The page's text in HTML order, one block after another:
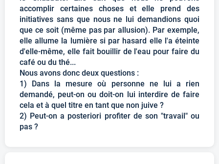
accomplir certaines choses et elle prend des
initiatives sans que nous ne lui demandions quoi
que ce soit (même pas par allusion). Par exemple,
elle allume la lumière si par hasard elle l'a éteinte
d'elle-même, elle fait bouillir de l'eau pour faire du
café ou du thé...
Nous avons donc deux questions :
1) Dans la mesure où personne ne lui a rien
demandé, peut-on ou doit-on lui interdire de faire
cela et à quel titre en tant que non juive ?
2) Peut-on a posteriori profiter de son "travail" ou
pas ?